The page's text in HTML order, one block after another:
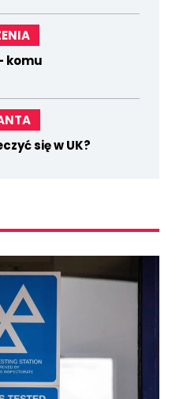
komu
się w UK?